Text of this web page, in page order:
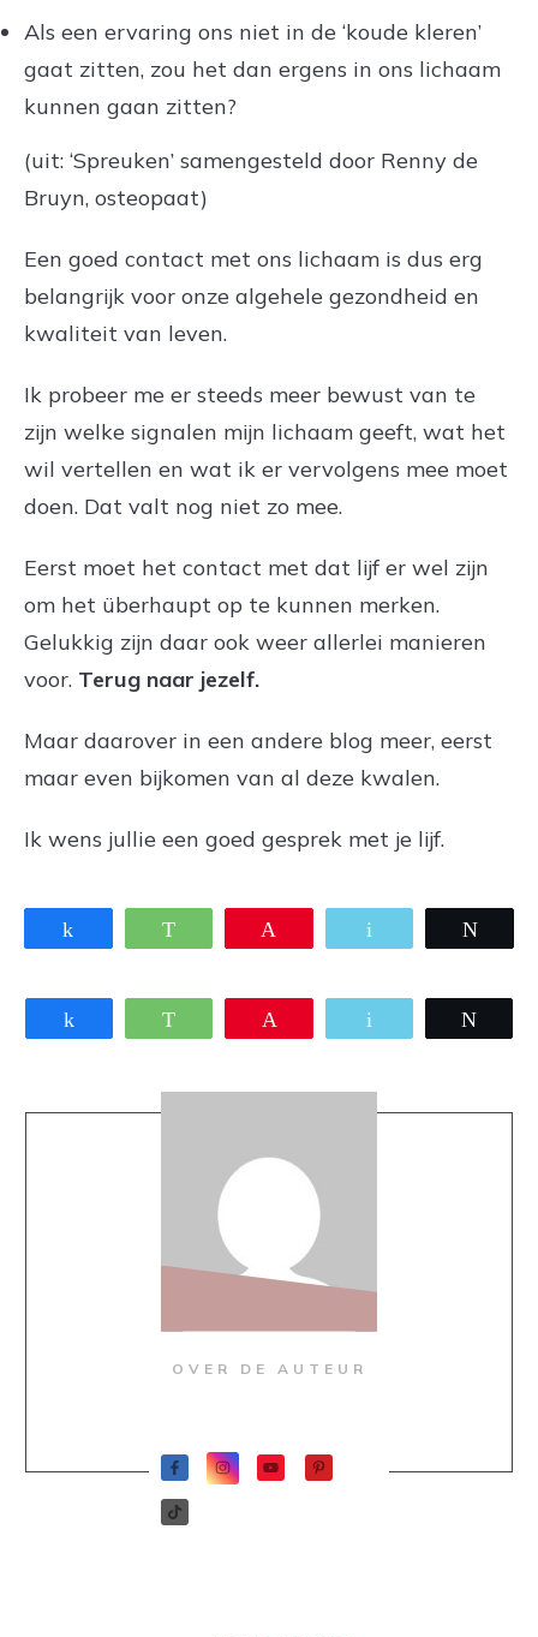
Als een ervaring ons niet in de ‘koude kleren’
gaat zitten, zou het dan ergens in ons lichaam
kunnen gaan zitten?
(uit: ‘Spreuken’ samengesteld door Renny de
Bruyn, osteopaat)
Een goed contact met ons lichaam is dus erg
belangrijk voor onze algehele gezondheid en
kwaliteit van leven.
Ik probeer me er steeds meer bewust van te
zijn welke signalen mijn lichaam geeft, wat het
wil vertellen en wat ik er vervolgens mee moet
doen. Dat valt nog niet zo mee.
Eerst moet het contact met dat lijf er wel zijn
om het überhaupt op te kunnen merken.
Gelukkig zijn daar ook weer allerlei manieren
voor. Terug naar jezelf.
Maar daarover in een andere blog meer, eerst
maar even bijkomen van al deze kwalen.
Ik wens jullie een goed gesprek met je lijf.
WhatsApp
WhatsApp
OVER DE AUTEUR